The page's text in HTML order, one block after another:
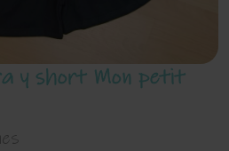
y short Mon petit